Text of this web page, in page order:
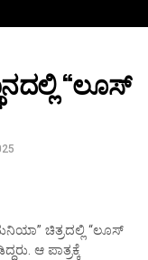
“ಲೂಸ್
ಚಿತ್ರದಲ್ಲಿ “ಲೂಸ್
ಆ ಪಾತ್ರಕ್ಕೆ